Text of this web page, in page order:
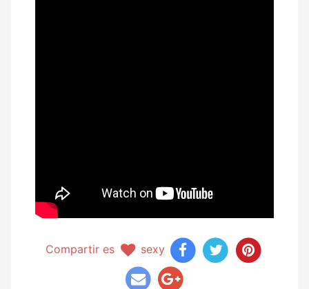
Compartir es sexy